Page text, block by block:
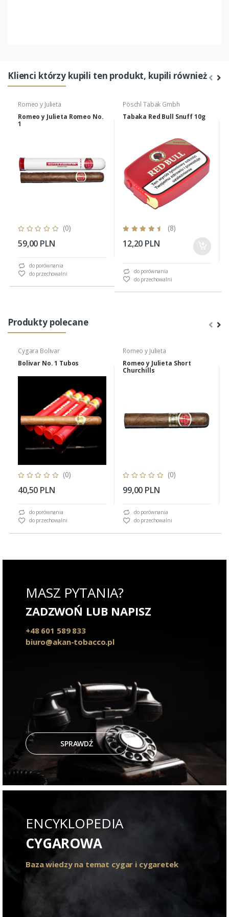
Klienci którzy kupili ten produkt, kupili również
Romeo y Julieta
Romeo y Julieta Romeo No.
1
(0)
59,00 PLN
do porównania
do przechowalni
Pöschl Tabak Gmbh
Tabaka Red Bull Snuff 10g
(8)
12,20 PLN
do porównania
do przechowalni
Produkty polecane
Cygara Bolivar
Bolivar No. 1 Tubos
(0)
40,50 PLN
do porównania
do przechowalni
Romeo y Julieta
Romeo y Julieta Short
Churchills
(0)
99,00 PLN
do porównania
do przechowalni
MASZ PYTANIA?
ZADZWOŃ LUB NAPISZ
+48 601 589 833
biuro@akan-tobacco.pl
SPRAWDŹ
ENCYKLOPEDIA
CYGAROWA
Baza wiedzy na temat cygar i cygaretek